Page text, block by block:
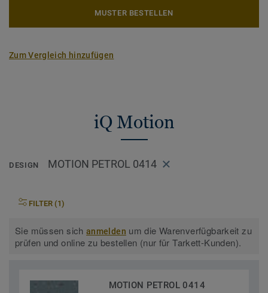
MUSTER BESTELLEN
Zum Vergleich hinzufügen
iQ Motion
DESIGN MOTION PETROL 0414
FILTER (1)
Sie müssen sichanmelden um die Warenverfügbarkeit zu
prüfen und online zu bestellen (nur für Tarkett-Kunden).
MOTION PETROL 0414